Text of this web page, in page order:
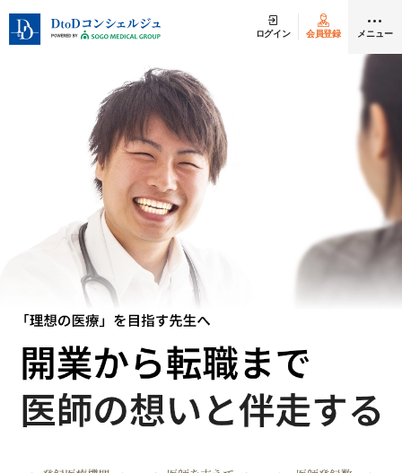
ログイン 会員登録 メニュー
クリニック開業
医院の譲渡・売却をお考えの方
採用をお考えの医療機関の方